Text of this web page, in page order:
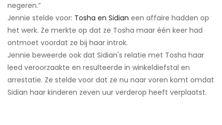
negeren.”
Jennie stelde voor: Tosha en Sidian een affaire hadden op
het werk. Ze merkte op dat ze Tosha maar één keer had
ontmoet voordat ze bij haar introk.
Jennie beweerde ook dat Sidian's relatie met Tosha haar
leed veroorzaakte en resulteerde in winkeldiefstal en
arrestatie. Ze stelde voor dat ze nu naar voren komt omdat
Sidian haar kinderen zeven uur verderop heeft verplaatst.